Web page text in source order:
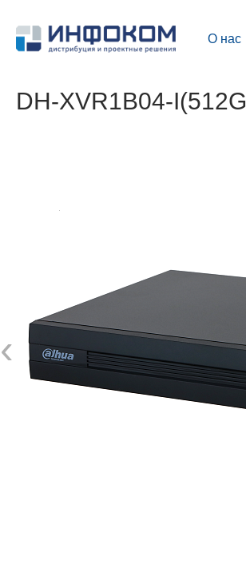
О нас
DH-XVR1B04-
‹